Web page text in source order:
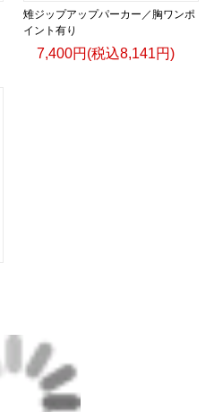
雉ジップアップパーカー／胸ワンポ
イント有り
7,400円(税込8,141円)